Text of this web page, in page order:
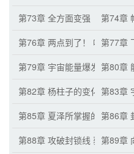
第73章 全方面变强
第74章
第76章 两点到了！ 啥也没有
第77章
第79章 宇宙能量爆发下丧尸
第80章
第82章 杨柱子的变化 第83章
第85章 夏泽所掌握的丧尸力量
第86章
第88章 攻破封锁线 获得海量
第89章